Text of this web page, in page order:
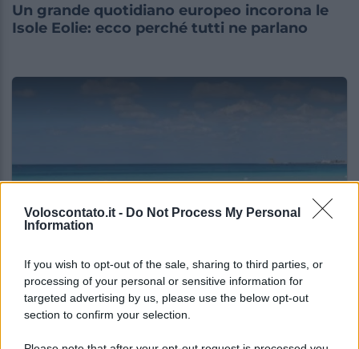
Voloscontato.it - Do Not Process My Personal
Information
If you wish to opt-out of the sale, sharing to third parties, or
processing of your personal or sensitive information for
targeted advertising by us, please use the below opt-out
section to confirm your selection.
Un grande quotidiano europeo incorona le
Isole Eolie: ecco perché tutti ne parlano
ITALIA
Sempre più italiani scelgono questa
destinazione per una vacanza breve (e senza
spendere troppo)